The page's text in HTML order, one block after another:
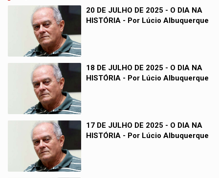
20 DE JULHO DE 2025 - O DIA NA
HISTÓRIA - Por Lúcio Albuquerque
18 DE JULHO DE 2025 - O DIA NA
HISTÓRIA - Por Lúcio Albuquerque
17 DE JULHO DE 2025 - O DIA NA
HISTÓRIA - Por Lúcio Albuquerque